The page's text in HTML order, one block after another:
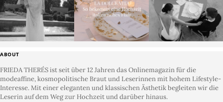
ABOUT
FRIEDA THERÉS ist seit über 12 Jahren das Onlinemagazin für die
modeaffine, kosmopolitische Braut und Leserinnen mit hohem Lifestyle-
Interesse. Mit einer eleganten und klassischen Ästhetik begleiten wir die
Leserin auf dem Weg zur Hochzeit und darüber hinaus.